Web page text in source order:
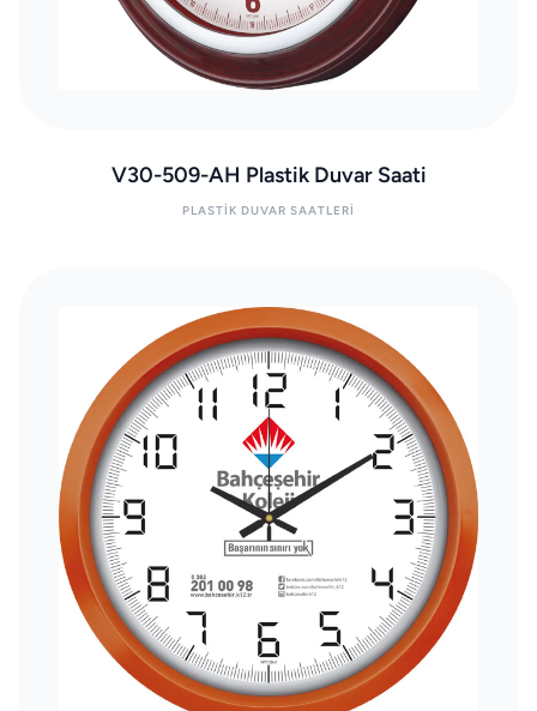
V30-509-AH Plastik Duvar Saati
PLASTIK DUVAR SAATLERI